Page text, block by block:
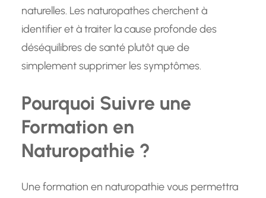
naturelles. Les naturopathes cherchent à
identifier et à traiter la cause profonde des
déséquilibres de santé plutôt que de
simplement supprimer les symptômes.
Pourquoi Suivre une
Formation en
Naturopathie ?
Une formation en naturopathie vous permettra